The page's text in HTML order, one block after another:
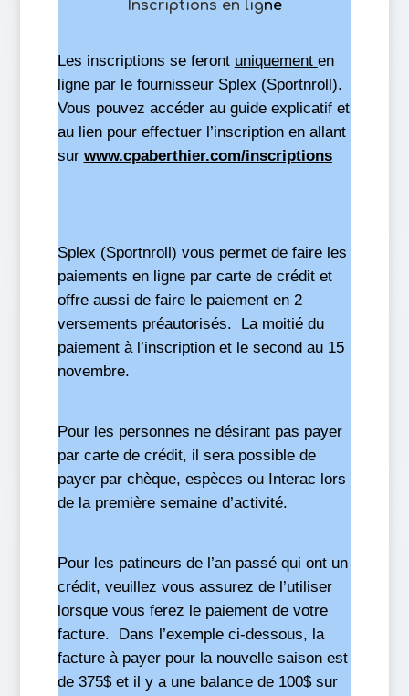
Inscriptions en ligne
Les inscriptions se feront uniquement en
ligne par le fournisseur Splex (Sportnroll).
Vous pouvez accéder au guide explicatif et
au lien pour effectuer l’inscription en allant
sur www.cpaberthier.com/inscriptions
Splex (Sportnroll) vous permet de faire les
paiements en ligne par carte de crédit et
offre aussi de faire le paiement en 2
versements préautorisés. La moitié du
paiement à l’inscription et le second au 15
novembre.
Pour les personnes ne désirant pas payer
par carte de crédit, il sera possible de
payer par chèque, espèces ou Interac lors
de la première semaine d’activité.
Pour les patineurs de l’an passé qui ont un
crédit, veuillez vous assurez de l’utiliser
lorsque vous ferez le paiement de votre
facture. Dans l’exemple ci-dessous, la
facture à payer pour la nouvelle saison est
de 375$ et il y a une balance de 100$ sur